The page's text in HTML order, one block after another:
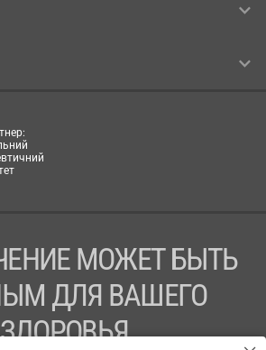
МОЖЕТ БЫТЬ
ДЛЯ ВАШЕГО
ЗДОРОВЬЯ